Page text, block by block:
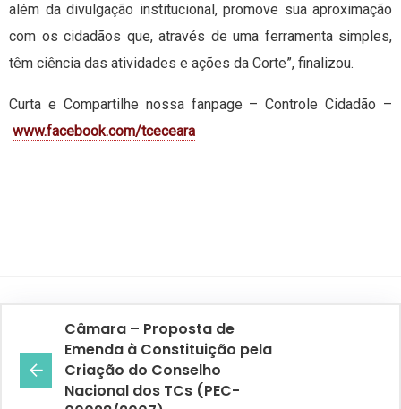
além da divulgação institucional, promove sua aproximação
com os cidadãos que, através de uma ferramenta simples,
têm ciência das atividades e ações da Corte”, finalizou.
Curta e Compartilhe nossa fanpage – Controle Cidadão –
www.facebook.com/tceceara
Câmara – Proposta de
Emenda à Constituição pela
Criação do Conselho
Nacional dos TCs (PEC-